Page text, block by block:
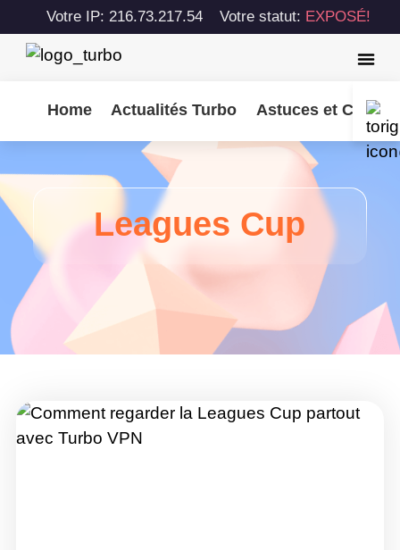
Votre IP: 216.73.217.54 Votre statut: EXPOSÉ!
Home Actualités Turbo Astuces et
Leagues Cup